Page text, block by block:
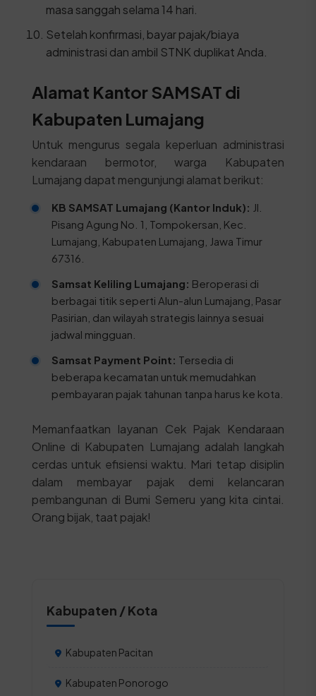
masa sanggah selama 14 hari.
Setelah konfirmasi, bayar pajak/biaya
administrasi dan ambil STNK duplikat Anda.
Alamat Kantor SAMSAT di
Kabupaten Lumajang
Untuk mengurus segala keperluan administrasi
kendaraan bermotor, warga Kabupaten
Lumajang dapat mengunjungi alamat berikut:
KB SAMSAT Lumajang (Kantor Induk): Jl.
Pisang Agung No. 1, Tompokersan, Kec.
Lumajang, Kabupaten Lumajang, Jawa Timur
67316.
Samsat Keliling Lumajang: Beroperasi di
berbagai titik seperti Alun-alun Lumajang, Pasar
Pasirian, dan wilayah strategis lainnya sesuai
jadwal mingguan.
Samsat Payment Point: Tersedia di
beberapa kecamatan untuk memudahkan
pembayaran pajak tahunan tanpa harus ke kota.
Memanfaatkan layanan Cek Pajak Kendaraan
Online di Kabupaten Lumajang adalah langkah
cerdas untuk efisiensi waktu. Mari tetap disiplin
dalam membayar pajak demi kelancaran
pembangunan di Bumi Semeru yang kita cintai.
Orang bijak, taat pajak!
Kabupaten / Kota
Kabupaten Pacitan
Kabupaten Ponorogo